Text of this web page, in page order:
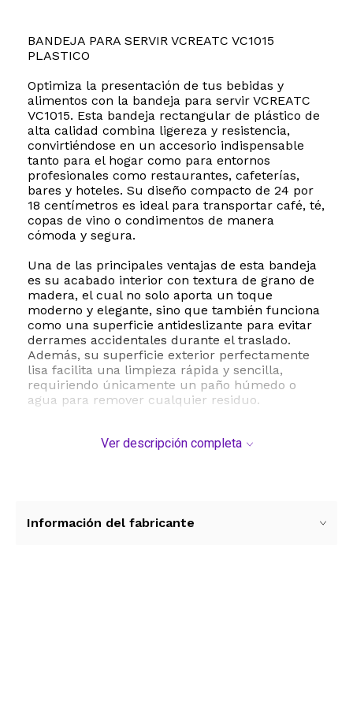
BANDEJA PARA SERVIR VCREATC VC1015
PLASTICO
Optimiza la presentación de tus bebidas y
alimentos con la bandeja para servir VCREATC
VC1015. Esta bandeja rectangular de plástico de
alta calidad combina ligereza y resistencia,
convirtiéndose en un accesorio indispensable
tanto para el hogar como para entornos
profesionales como restaurantes, cafeterías,
bares y hoteles. Su diseño compacto de 24 por
18 centímetros es ideal para transportar café, té,
copas de vino o condimentos de manera
cómoda y segura.
Una de las principales ventajas de esta bandeja
es su acabado interior con textura de grano de
madera, el cual no solo aporta un toque
moderno y elegante, sino que también funciona
como una superficie antideslizante para evitar
derrames accidentales durante el traslado.
Además, su superficie exterior perfectamente
lisa facilita una limpieza rápida y sencilla,
requiriendo únicamente un paño húmedo o
agua para remover cualquier residuo.
usos, desde servir aperitivos en fiestas hasta
funcional.
Ver descripción completa
Información del fabricante